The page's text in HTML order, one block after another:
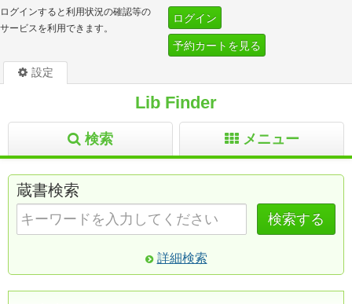
ログインすると利用状況の確認等の
サービスを利用できます。
ログイン
予約カートを見る
設定
Lib Finder
検索 メニュー
蔵書検索
検索する
詳細検索